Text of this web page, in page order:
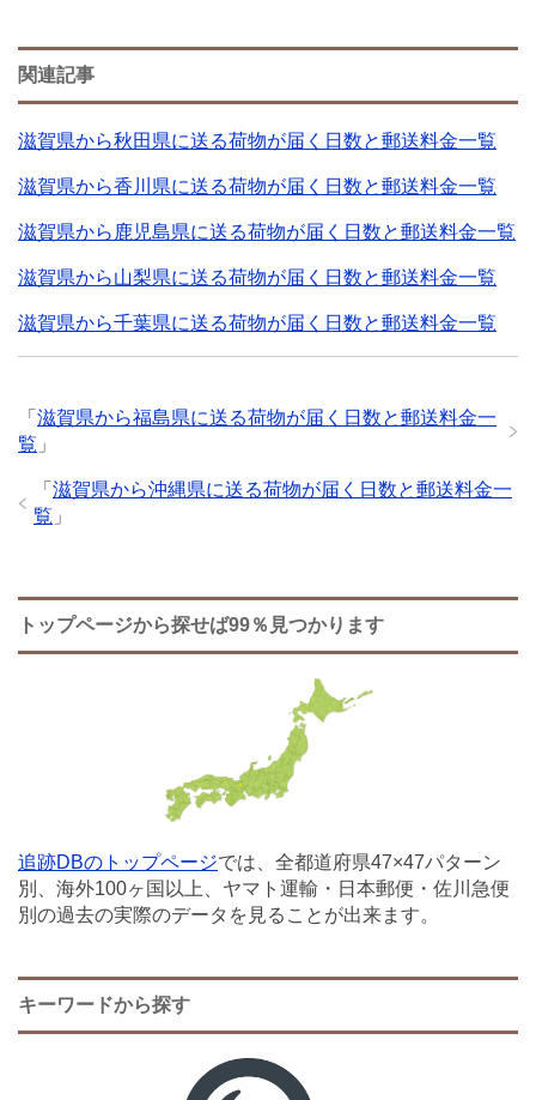
関連記事
滋賀県から秋田県に送る荷物が届く日数と郵送料金一覧
滋賀県から香川県に送る荷物が届く日数と郵送料金一覧
滋賀県から鹿児島県に送る荷物が届く日数と郵送料金一覧
滋賀県から山梨県に送る荷物が届く日数と郵送料金一覧
滋賀県から千葉県に送る荷物が届く日数と郵送料金一覧
「 滋賀県から福島県に送る荷物が届く日数と郵送料金一
覧 」
「 滋賀県から沖縄県に送る荷物が届く日数と郵送料金一
覧 」
トップページから探せば99％見つかります
追跡DBのトップページでは、全都道府県47×47パターン
別、海外100ヶ国以上、ヤマト運輸・日本郵便・佐川急便
別の過去の実際のデータを見ることが出来ます。
キーワードから探す